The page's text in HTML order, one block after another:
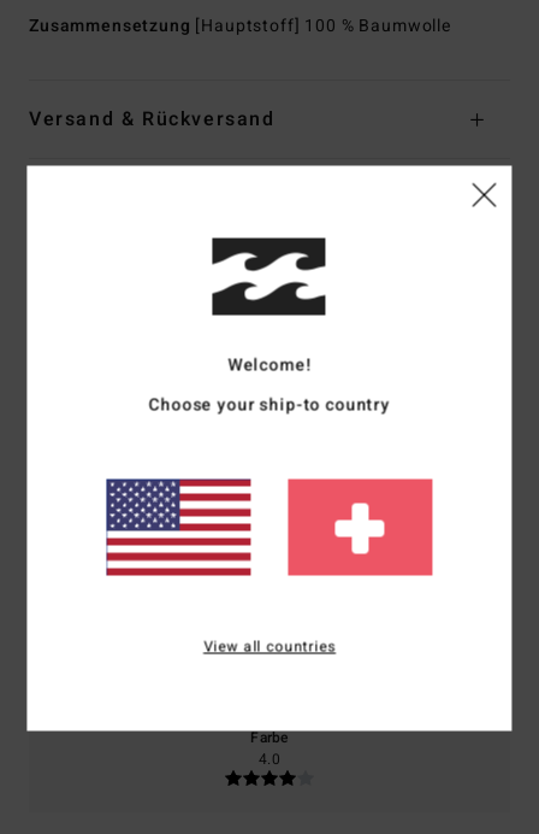
Zusammensetzung [Hauptstoff] 100 % Baumwolle
Versand & Rückversand
Durchschnittliche Bewertung
5.0/5
Komfort
5.0
Preis-Leistungs-Verhältnis
4.0
Farbe
4.0
Welcome!
Choose your ship-to country
View all countries